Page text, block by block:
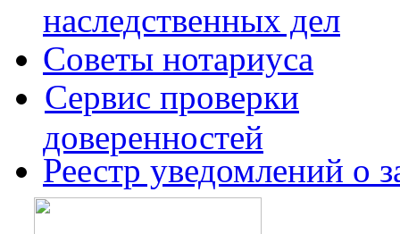
наследственных дел
Советы нотариуса
Сервис проверки
доверенностей
Реестр уведомлений о